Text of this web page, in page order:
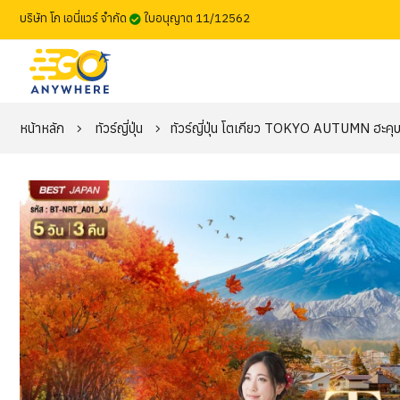
บริษัท โก เอนี่แวร์ จำกัด ใบอนุญาต 11/12562
หน้าหลัก ทัวร์ญี่ปุ่น ทัวร์ญี่ปุ่น โตเกียว TOKYO AUTUMN ฮะคุ